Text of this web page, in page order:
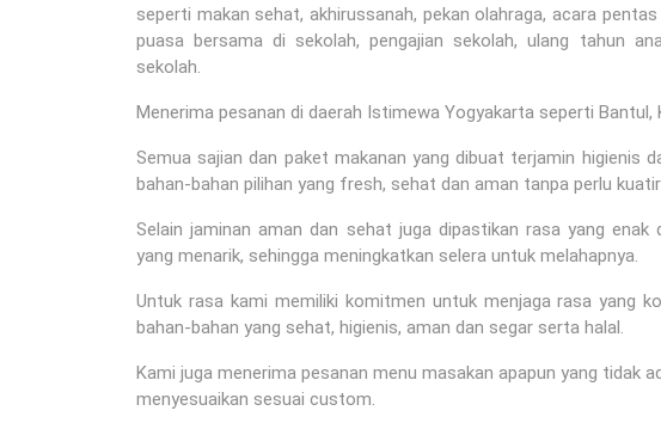
seperti makan sehat, akhirussanah, pekan olahraga, acara
puasa bersama di sekolah, pengajian sekolah, ulang tahun
sekolah.
Menerima pesanan di daerah Istimewa Yogyakarta seperti Bantul,
Semua sajian dan paket makanan yang dibuat terjamin higienis
bahan-bahan pilihan yang fresh, sehat dan aman tanpa perlu
Selain jaminan aman dan sehat juga dipastikan rasa yang
yang menarik, sehingga meningkatkan selera untuk melahapnya.
Untuk rasa kami memiliki komitmen untuk menjaga rasa yang
bahan-bahan yang sehat, higienis, aman dan segar serta halal.
Kami juga menerima pesanan menu masakan apapun yang tidak
menyesuaikan sesuai custom.